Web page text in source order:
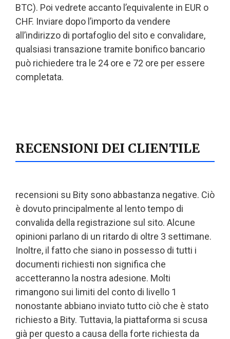
BTC). Poi vedrete accanto l’equivalente in EUR o
CHF. Inviare dopo l’importo da vendere
all’indirizzo di portafoglio del sito e convalidare,
qualsiasi transazione tramite bonifico bancario
può richiedere tra le 24 ore e 72 ore per essere
completata.
RECENSIONI DEI CLIENTILE
recensioni su Bity sono abbastanza negative. Ciò
è dovuto principalmente al lento tempo di
convalida della registrazione sul sito. Alcune
opinioni parlano di un ritardo di oltre 3 settimane.
Inoltre, il fatto che siano in possesso di tutti i
documenti richiesti non significa che
accetteranno la nostra adesione. Molti
rimangono sui limiti del conto di livello 1
nonostante abbiano inviato tutto ciò che è stato
richiesto a Bity. Tuttavia, la piattaforma si scusa
già per questo a causa della forte richiesta da